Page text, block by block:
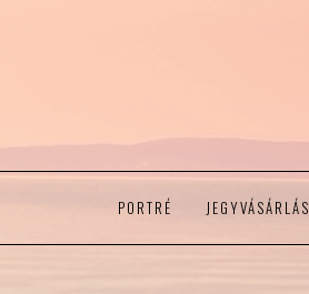
PORTRÉ JEGYVÁSÁRLÁS